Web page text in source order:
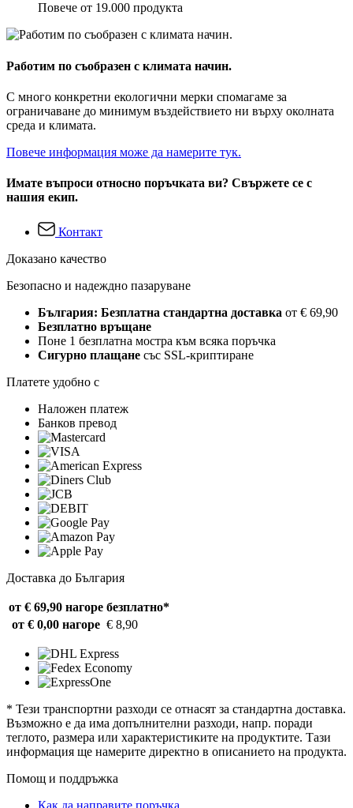
Повече от 19.000 продукта
Работим по съобразен с климата начин.
С много конкретни екологични мерки спомагаме за
ограничаване до минимум въздействието ни върху околната
среда и климата.
Повече информация може да намерите тук.
Имате въпроси относно поръчката ви? Свържете се с
нашия екип.
Контакт
Доказано качество
Безопасно и надеждно пазаруване
България: Безплатна стандартна доставка от € 69,90
Безплатно връщане
Поне 1 безплатна мостра към всяка поръчка
Сигурно плащане със SSL-криптиране
Платете удобно с
Наложен платеж
Банков превод
Доставка до България
от € 69,90 нагоре безплатно*
от € 0,00 нагоре € 8,90
* Тези транспортни разходи се отнасят за стандартна доставка.
Възможно е да има допълнителни разходи, напр. поради
теглото, размера или характеристиките на продуктите. Тази
информация ще намерите директно в описанието на продукта.
Помощ и поддръжка
Как да направите поръчка